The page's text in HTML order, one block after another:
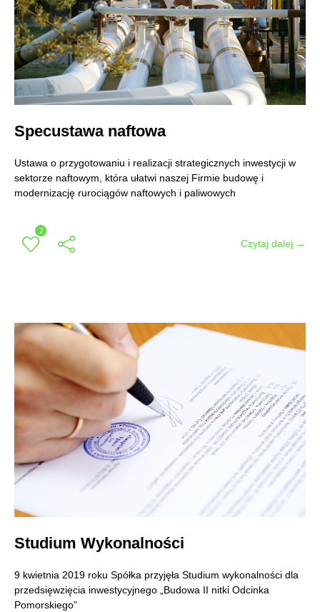
Specustawa naftowa
Ustawa o przygotowaniu i realizacji strategicznych inwestycji w
sektorze naftowym, która ułatwi naszej Firmie budowę i
modernizację rurociągów naftowych i paliwowych
2
Czytaj dalej →
Studium Wykonalności
9 kwietnia 2019 roku Spółka przyjęła Studium wykonalności dla
przedsięwzięcia inwestycyjnego „Budowa II nitki Odcinka
Pomorskiego”